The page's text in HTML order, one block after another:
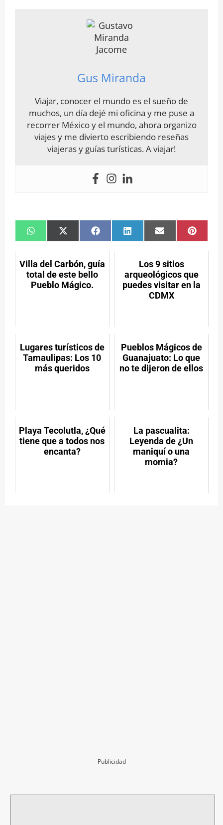
Gus Miranda
Viajar, conocer el mundo es el sueño de
muchos, un día dejé mi oficina y me puse a
recorrer México y el mundo, ahora organizo
viajes y me divierto escribiendo reseñas
viajeras y guías turísticas. A viajar!
Compartir
en
Compartir
en
(Twitter)
Compartir
en
Facebook
Compartir
en
Compartir
en en
Villa del Carbón, guía
total de este bello
Pueblo Mágico.
Los 9 sitios
arqueológicos que
puedes visitar en la
CDMX
Lugares turísticos de
Tamaulipas: Los 10
más queridos
Pueblos Mágicos de
Guanajuato: Lo que
no te dijeron de ellos
Playa Tecolutla, ¿Qué
tiene que a todos nos
encanta?
La pascualita:
Leyenda de ¿Un
maniquí o una
momia?
Publicidad